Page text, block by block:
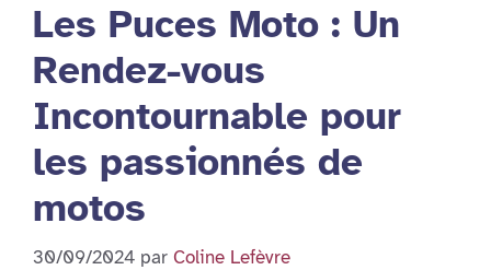
Les Puces Moto : Un
Rendez-vous
Incontournable pour
les passionnés de
motos
30/09/2024 par Coline Lefèvre